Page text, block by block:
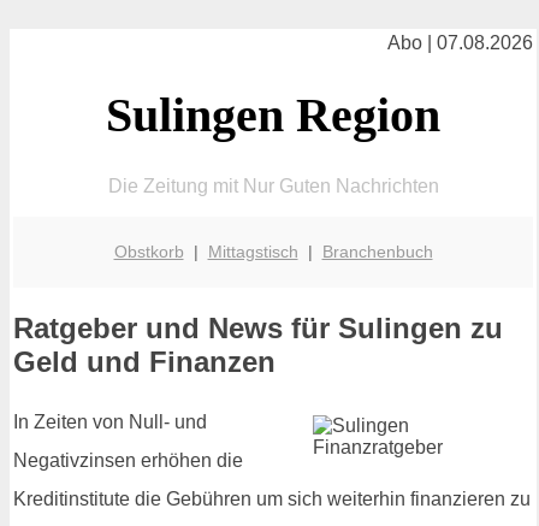
Abo | 07.08.2026
Sulingen Region
Die Zeitung mit Nur Guten Nachrichten
Obstkorb | Mittagstisch | Branchenbuch
Ratgeber und News für Sulingen zu
Geld und Finanzen
In Zeiten von Null- und
Negativzinsen erhöhen die
Kreditinstitute die Gebühren um sich weiterhin finanzieren zu